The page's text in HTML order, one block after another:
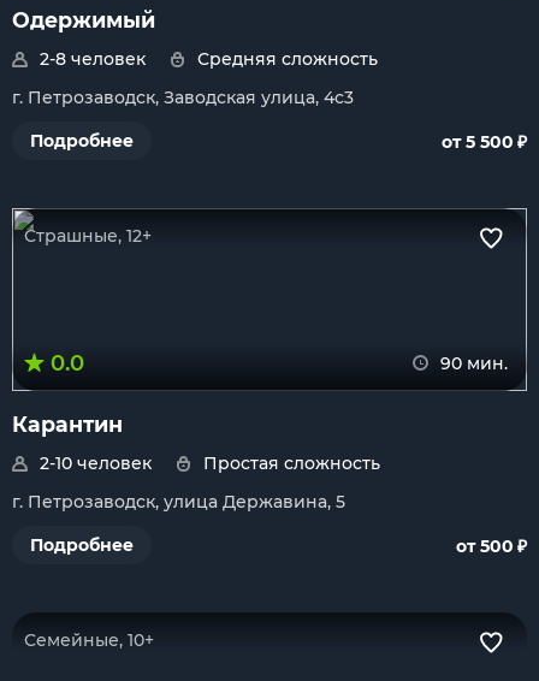
Одержимый
2-8 человек
Средняя сложность
г. Петрозаводск, Заводская улица, 4с3
Подробнее
от 5 500 ₽
Страшные, 12+
0.0 90 мин.
Карантин
2-10 человек
Простая сложность
г. Петрозаводск, улица Державина, 5
Подробнее
от 500 ₽
Семейные, 10+